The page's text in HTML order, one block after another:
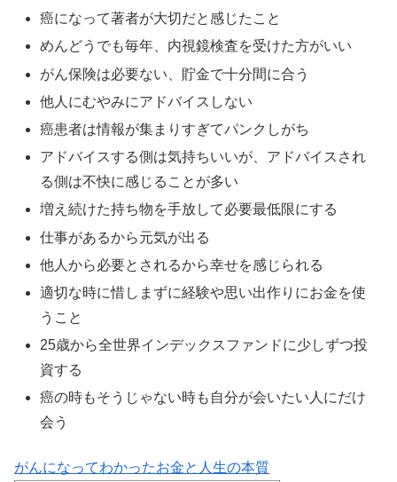
癌になって著者が大切だと感じたこと
めんどうでも毎年、内視鏡検査を受けた方がいい
がん保険は必要ない、貯金で十分間に合う
他人にむやみにアドバイスしない
癌患者は情報が集まりすぎてパンクしがち
アドバイスする側は気持ちいいが、アドバイスされ
る側は不快に感じることが多い
増え続けた持ち物を手放して必要最低限にする
仕事があるから元気が出る
他人から必要とされるから幸せを感じられる
適切な時に惜しまずに経験や思い出作りにお金を使
うこと
25歳から全世界インデックスファンドに少しずつ投
資する
癌の時もそうじゃない時も自分が会いたい人にだけ
会う
がんになってわかったお金と人生の本質